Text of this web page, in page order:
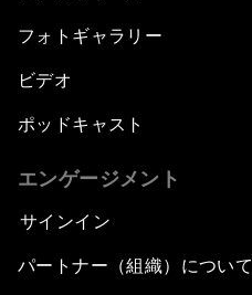
フォトギャラリー
ビデオ
ポッドキャスト
エンゲージメント
サインイン
パートナー（組織）について